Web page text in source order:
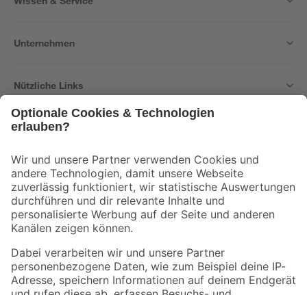
Unternehmen
Nützliche Links
Der toom Newsletter: Keine Angebote und Aktionen mehr verpassen!
Zur Newsletter Anmeldung
Folge uns
Zahlungsarten Versandarten